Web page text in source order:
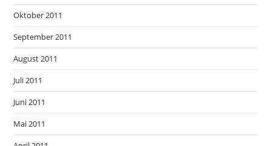
Oktober 2011
September 2011
August 2011
Juli 2011
Juni 2011
Mai 2011